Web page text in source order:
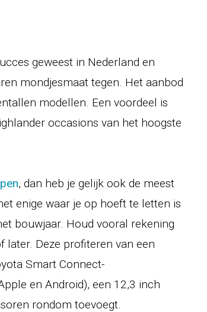
geweest in Nederland en
mondjesmaat tegen. Het aanbod
modellen. Een voordeel is
occasions van het hoogste
, dan heb je gelijk ook de meest
enige waar je op hoeft te letten is
bouwjaar. Houd vooral rekening
Deze profiteren van een
Smart Connect-
en Android), een 12,3 inch
rondom toevoegt.